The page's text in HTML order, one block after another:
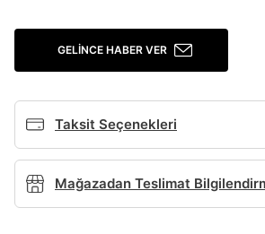
GELINCE HABER VER
Taksit Seçenekleri
Mağazadan Teslimat
BEDEN
Soyad*
Telefon Numarası*